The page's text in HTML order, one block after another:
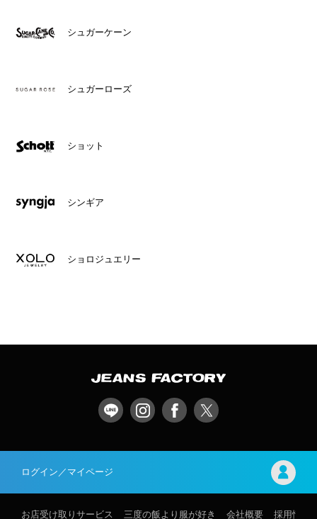
シュガーケーン
シュガーローズ
ショット
シンギア
ショロジュエリー
ログイン／マイページ
お店受け取りサービス 三度の飯より服が好き 会社概要 採用情報